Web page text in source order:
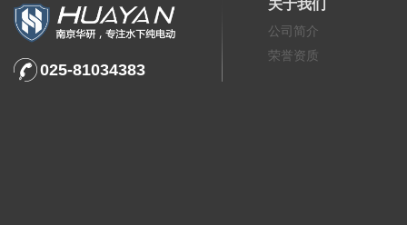
025-81034383
关于我们
公司简介
荣誉资质